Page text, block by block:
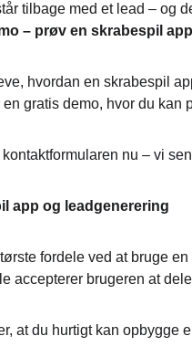
tilbage med et lead – og
– prøv en skrabespil
hvordan en skrabespil
gratis demo, hvor du kan
nu – vi
app og leadgenerering
fordele ved at bruge
accepterer brugeren at
at du hurtigt kan opbygge